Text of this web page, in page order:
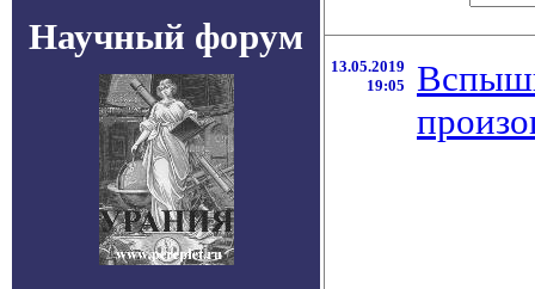
Научный форум
13.05.2019
19:05